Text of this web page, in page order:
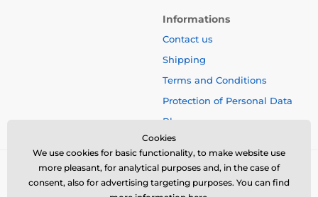
Informations
Contact us
Shipping
Terms and Conditions
Protection of Personal Data
Blog
Cookies
We use cookies for basic functionality, to make website use
more pleasant, for analytical purposes and, in the case of
consent, also for advertising targeting purposes. You can find